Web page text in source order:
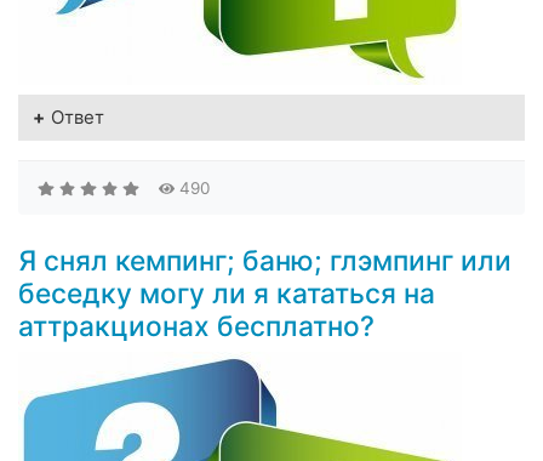
Ответ
490
Я снял кемпинг; баню; глэмпинг или
беседку могу ли я кататься на
аттракционах бесплатно?